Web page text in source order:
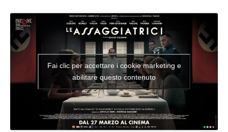
Fai clic per accettare i cookie marketing e
abilitare questo contenuto